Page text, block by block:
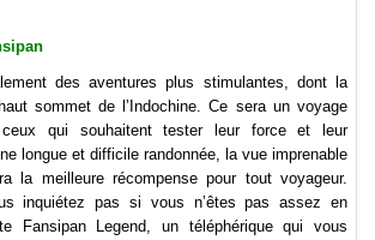
des aventures plus stimulantes, dont la
sommet de l’Indochine. Ce sera un voyage
ceux qui souhaitent tester leur force et leur
longue et difficile randonnée, la vue imprenable
la meilleure récompense pour tout voyageur.
inquiétez pas si vous n’êtes pas assez en
Fansipan Legend, un téléphérique qui vous